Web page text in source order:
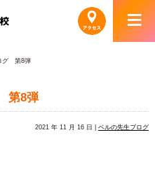
グ 第8弾
第8弾
2021 年 11 月 16 日 |ベルの先生ブログ